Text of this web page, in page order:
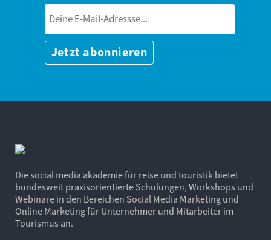
Die social media akademie für reise und touristik bietet
bundesweit praxisorientierte Schulungen, Workshops und
Webinare in den Bereichen Social Media Marketing und
Online Marketing für Unternehmer und Mitarbeiter im
Tourismus an.